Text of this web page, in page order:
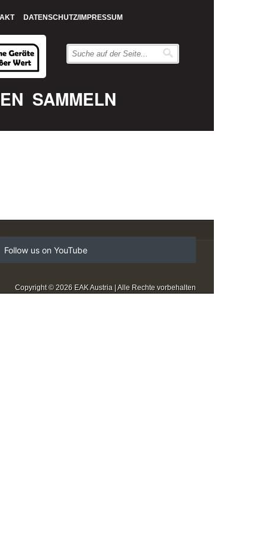
DATENSCHUTZ/IMPRESSUM
SAMMELN
Follow us on YouTube
Copyright © 2026 EAK Austria | Alle Rechte vorbehalten